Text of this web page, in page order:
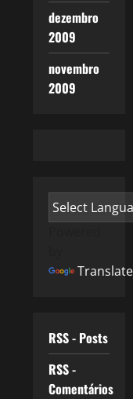
dezembro
2009
novembro
2009
Translate
RSS - Posts
RSS -
Comentários